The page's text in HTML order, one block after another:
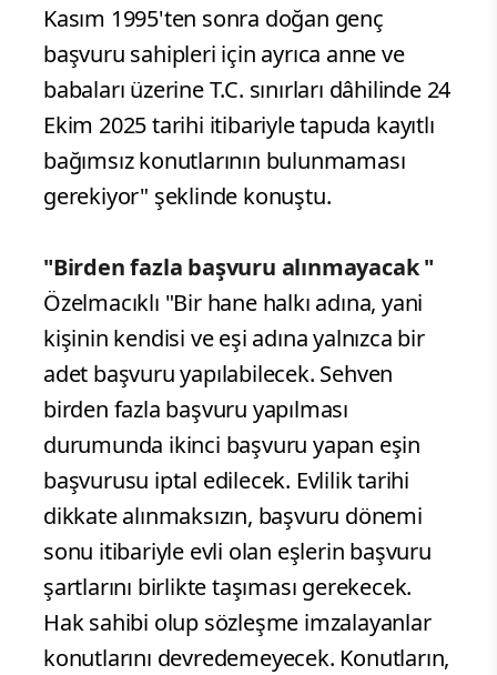
Kasım 1995'ten sonra doğan genç
başvuru sahipleri için ayrıca anne ve
babaları üzerine T.C. sınırları dâhilinde 24
Ekim 2025 tarihi itibariyle tapuda kayıtlı
bağımsız konutlarının bulunmaması
gerekiyor" şeklinde konuştu.
"Birden fazla başvuru alınmayacak "
Özelmacıklı "Bir hane halkı adına, yani
kişinin kendisi ve eşi adına yalnızca bir
adet başvuru yapılabilecek. Sehven
birden fazla başvuru yapılması
durumunda ikinci başvuru yapan eşin
başvurusu iptal edilecek. Evlilik tarihi
dikkate alınmaksızın, başvuru dönemi
sonu itibariyle evli olan eşlerin başvuru
şartlarını birlikte taşıması gerekecek.
Hak sahibi olup sözleşme imzalayanlar
konutlarını devredemeyecek. Konutların,